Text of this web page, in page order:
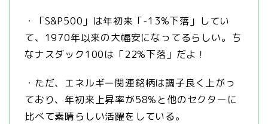
・「S&P500」は年初来「-13%下落」してい
て、1970年以来の大幅安になってるらしい。ち
なナスダック100は「22%下落」だよ！
・ただ、エネルギー関連銘柄は調子良く上がっ
ており、年初来上昇率が58%と他のセクターに
比べて素晴らしい活躍をしている。